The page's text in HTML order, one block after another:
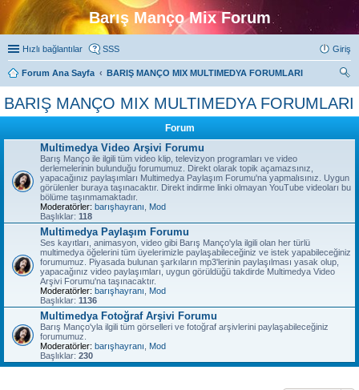
Barış Manço Mix Forum
Hızlı bağlantılar SSS Giriş
Forum Ana Sayfa
BARIŞ MANÇO MIX MULTIMEDYA FORUMLARI
BARIŞ MANÇO MIX MULTIMEDYA FORUMLARI
Forum
Multimedya Video Arşivi Forumu
Barış Manço ile ilgili tüm video klip, televizyon programları ve video
derlemelerinin bulunduğu forumumuz. Direkt olarak topik açamazsınız,
yapacağınız paylaşımları Multimedya Paylaşım Forumu'na yapmalısınız. Uygun
görülenler buraya taşınacaktır. Direkt indirme linki olmayan YouTube videoları bu
bölüme taşınmamaktadır.
Moderatörler: barışhayranı
Mod
Başlıklar: 118
Multimedya Paylaşım Forumu
Ses kayıtları, animasyon, video gibi Barış Manço'yla ilgili olan her türlü
multimedya öğelerini tüm üyelerimizle paylaşabileceğiniz ve istek yapabileceğiniz
forumumuz. Piyasada bulunan şarkıların mp3'lerinin paylaşılması yasak olup,
yapacağınız video paylaşımları, uygun görüldüğü takdirde Multimedya Video
Arşivi Forumu'na taşınacaktır.
Moderatörler: barışhayranı
Mod
Başlıklar: 1136
Multimedya Fotoğraf Arşivi Forumu
Barış Manço'yla ilgili tüm görselleri ve fotoğraf arşivlerini paylaşabileceğiniz
forumumuz.
Moderatörler: barışhayranı
Mod
Başlıklar: 230